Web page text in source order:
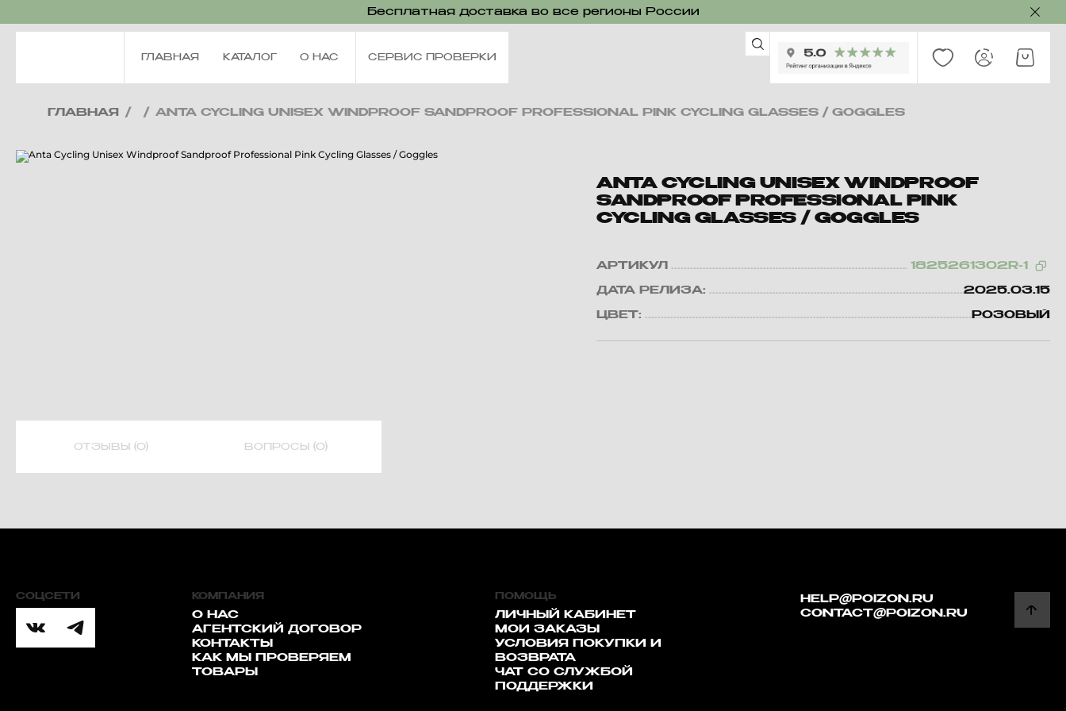
Бесплатная доставка во все регионы России
ГЛАВНАЯ КАТАЛОГ О НАС СЕРВИС ПРОВЕРКИ
ГЛАВНАЯ / / ANTA CYCLING UNISEX WINDPROOF SANDPROOF PROFESSIONAL PINK CYCLING GLASSES / GOGGLES
ANTA CYCLING UNISEX WINDPROOF
SANDPROOF PROFESSIONAL PINK
CYCLING GLASSES / GOGGLES
АРТИКУЛ 1825261302R-1
ДАТА РЕЛИЗА: 2025.03.15
ЦВЕТ: РОЗОВЫЙ
ОТЗЫВЫ (0) ВОПРОСЫ (0)
СОЦСЕТИ КОМПАНИЯ
О НАС
АГЕНТСКИЙ ДОГОВОР
КОНТАКТЫ
КАК МЫ ПРОВЕРЯЕМ
ТОВАРЫ
HELP@POIZON.RU
CONTACT@POIZON.RU
ПОМОЩЬ
ЛИЧНЫЙ КАБИНЕТ
МОИ ЗАКАЗЫ
УСЛОВИЯ ПОКУПКИ И
ВОЗВРАТА
ЧАТ СО СЛУЖБОЙ
ПОДДЕРЖКИ